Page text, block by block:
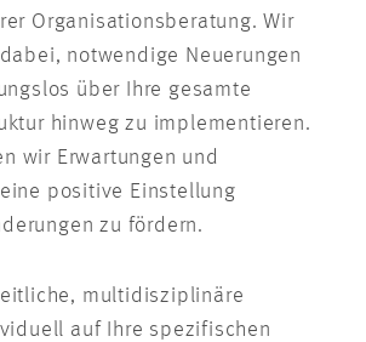
Organisationsberatung. Wir
notwendige Neuerungen
über Ihre gesamte
hinweg zu implementieren.
wir Erwartungen und
positive Einstellung
zu fördern.
multidisziplinäre
auf Ihre spezifischen